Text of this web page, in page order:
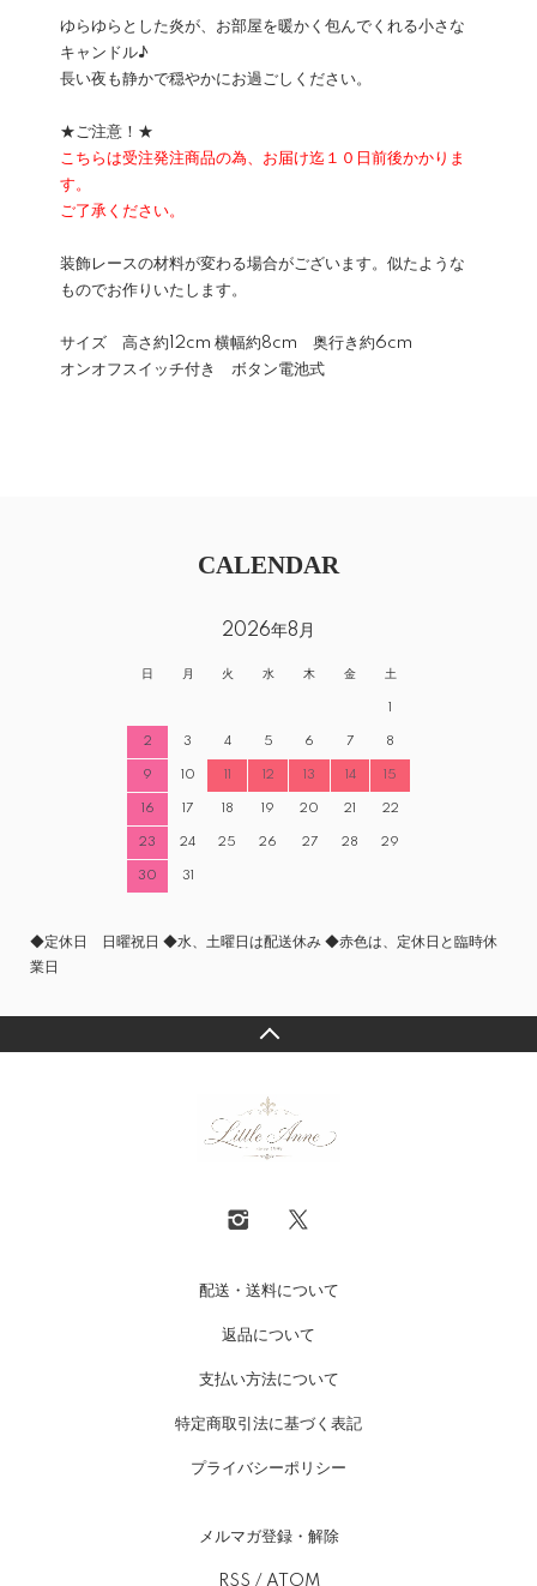
ゆらゆらとした炎が、お部屋を暖かく包んでくれる小さな
キャンドル♪
長い夜も静かで穏やかにお過ごしください。
★ご注意！★
こちらは受注発注商品の為、お届け迄１０日前後かかりま
す。
ご了承ください。
装飾レースの材料が変わる場合がございます。似たような
ものでお作りいたします。
サイズ 高さ約12cm 横幅約8cm 奥行き約6cm
オンオフスイッチ付き ボタン電池式
CALENDAR
2026年8月
日 月 火 水 木 金 土
1
2 3 4 5 6 7 8
9 10 11 12 13 14 15
16 17 18 19 20 21 22
23 24 25 26 27 28 29
30 31
◆定休日 日曜祝日 ◆水、土曜日は配送休み ◆赤色は、定休日と臨時休
業日
配送・送料について
返品について
支払い方法について
特定商取引法に基づく表記
プライバシーポリシー
メルマガ登録・解除
RSS / ATOM